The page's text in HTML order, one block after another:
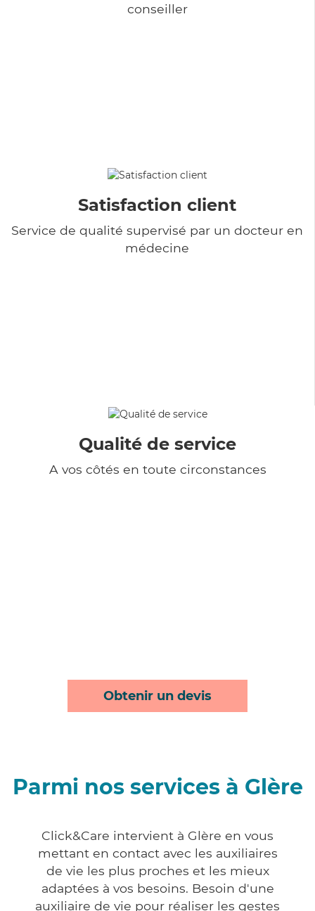
conseiller
Satisfaction client
Service de qualité supervisé par un docteur en
médecine
Qualité de service
A vos côtés en toute circonstances
Obtenir un devis
Parmi nos services à Glère
Click&Care intervient à Glère en vous
mettant en contact avec les auxiliaires
de vie les plus proches et les mieux
adaptées à vos besoins. Besoin d'une
auxiliaire de vie pour réaliser les gestes